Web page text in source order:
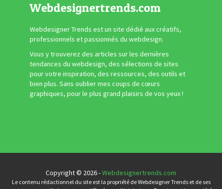
Webdesignertrends.com
Webdesigner Trends est un site dédié aux créatifs,
professionnels et passionnés du webdesign.
Vous y trouverez des articles sur les dernières
tendances du webdesign, des sélections de sites
pour votre inspiration, des ressources, des outils et
bien plus. Sans oublier mes coups de cœurs
graphiques, pour le plus grand plaisirs de vos yeux !
Copyright © 2026 -Webdesignertrends.com
Le contenu rédactionnel du site est la propriété de Webdesigner Trends et de ses